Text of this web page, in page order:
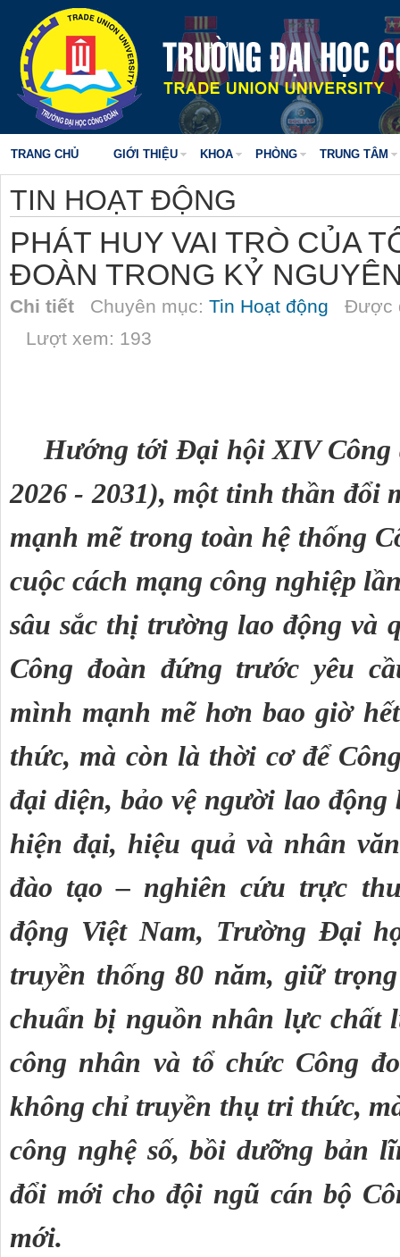
TRANG CHỦ GIỚI THIỆU KHOA PHÒNG TRUNG TÂM
TIN HOẠT ĐỘNG
PHÁT HUY VAI TRÒ CỦA
ĐOÀN TRONG KỶ
Chi tiết Chuyên mục: Tin Hoạt động Được
Lượt xem: 193
Hướng tới Đại hội XIV Công
2026 - 2031), một tinh thần đổi
mạnh mẽ trong toàn hệ thống
cuộc cách mạng công nghiệp
sâu sắc thị trường lao động và
Công đoàn đứng trước yêu
mình mạnh mẽ hơn bao giờ
thức, mà còn là thời cơ để
đại diện, bảo vệ người lao
hiện đại, hiệu quả và nhân
đào tạo – nghiên cứu trực
động Việt Nam, Trường Đại
truyền thống 80 năm, giữ
chuẩn bị nguồn nhân lực chất
công nhân và tổ chức Công
không chỉ truyền thụ tri thức,
công nghệ số, bồi dưỡng bản
đổi mới cho đội ngũ cán bộ
mới.